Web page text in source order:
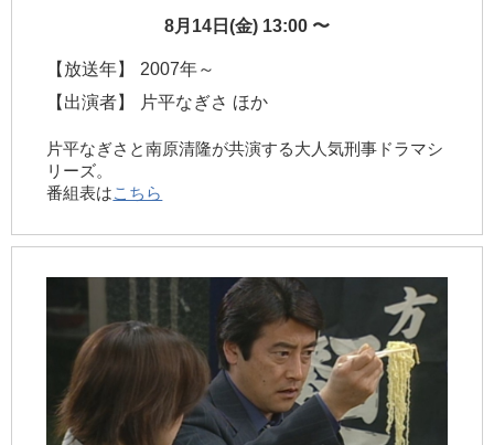
8月14日(金) 13:00 〜
【放送年】
2007年～
【出演者】
片平なぎさ ほか
片平なぎさと南原清隆が共演する大人気刑事ドラマシ
リーズ。
番組表はこちら